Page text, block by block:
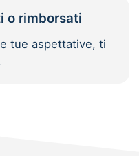
o rimborsati
tue aspettative, ti